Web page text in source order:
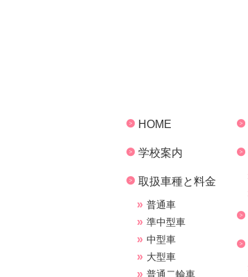
HOME
学校案内
取扱車種と料金
普通車
準中型車
中型車
大型車
普通二輪車